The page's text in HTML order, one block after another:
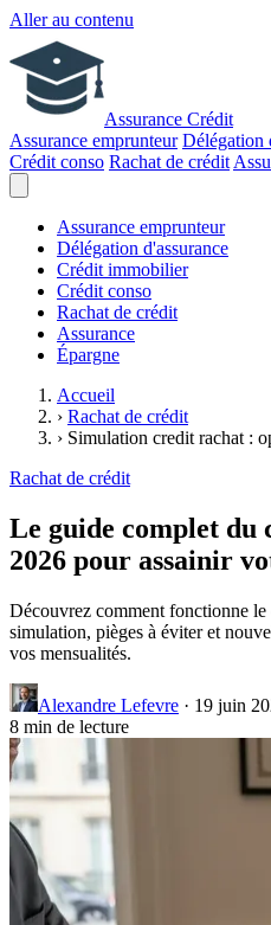
Aller au contenu
Assurance Crédit
Assurance emprunteur Délégation
Crédit conso Rachat de crédit
Assurance emprunteur
Délégation d'assurance
Crédit immobilier
Crédit conso
Rachat de crédit
Assurance
Épargne
Accueil
› Rachat de crédit
› Simulation credit rachat :
Rachat de crédit
Le guide complet du
2026 pour assainir
Découvrez comment fonctionne
simulation, pièges à éviter et
vos mensualités.
Alexandre Lefevre · 19 juin
8 min de lecture